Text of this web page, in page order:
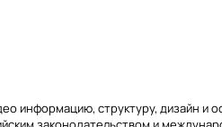
информацию, структуру, дизайн